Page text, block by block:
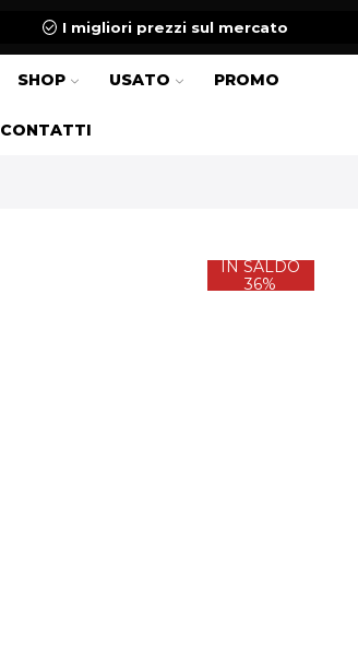
I migliori prezzi sul mercato
SHOP USATO PROMO
CONTATTI
IN SALDO
36%